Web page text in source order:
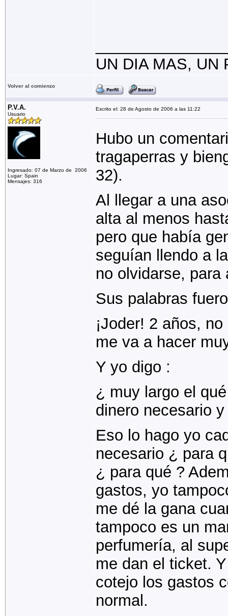
UN DIA MAS, UN
Volver al comienzo
P.V.A.
Usuario
Ingresado: 07 de Marzo de 2006
Lugar: Spain
Mensajes: 316
Escrito el: 28 de Agosto de 2006 a las 11:22
Hubo un
tragaperras y
32).
Al llegar a una
alta al menos
pero que había
seguían llendo a
no olvidarse,
Sus palabras
¡Joder! 2 años,
me va a hacer
Y yo digo :
¿ muy largo el
dinero necesario
Eso lo hago yo
necesario ¿ para
¿ para qué ?
gastos, yo
me dé la gana
tampoco es un
perfumería, al
me dan el ticket.
cotejo los gastos
normal.